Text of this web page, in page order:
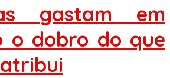
gastam em
o dobro do que